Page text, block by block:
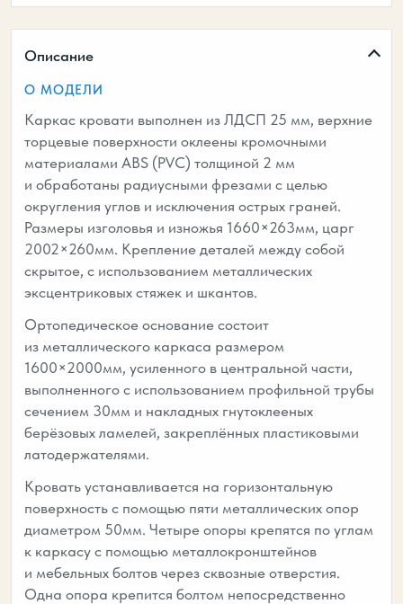
Описание
О МОДЕЛИ
Каркас кровати выполнен из ЛДСП 25 мм, верхние
торцевые поверхности оклеены кромочными
материалами ABS (PVC) толщиной 2 мм
и обработаны радиусными фрезами с целью
округления углов и исключения острых граней.
Размеры изголовья и изножья 1660×263мм, царг
2002×260мм. Крепление деталей между собой
скрытое, с использованием металлических
эксцентриковых стяжек и шкантов.
Ортопедическое основание состоит
из металлического каркаса размером
1600×2000мм, усиленного в центральной части,
выполненного с использованием профильной трубы
сечением 30мм и накладных гнутоклееных
берёзовых ламелей, закреплённых пластиковыми
латодержателями.
Кровать устанавливается на горизонтальную
поверхность с помощью пяти металлических опор
диаметром 50мм. Четыре опоры крепятся по углам
к каркасу с помощью металлокронштейнов
и мебельных болтов через сквозные отверстия.
Одна опора крепится болтом непосредственно